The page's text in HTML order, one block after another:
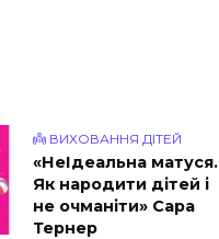
👼 ВИХОВАННЯ ДІТЕЙ
«НеІдеальна матуся.
Як народити дітей і
не очманіти» Сара
Тернер